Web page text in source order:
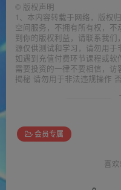
© 版权声明
1、本内容转载于网络，版权
空间服务，不拥有所有权，
到你的版权利益，请联系我
源仅供测试和学习，请勿用于
如遇到充值付费环节课程或
需要投资的一律不要相信，
揭秘 请勿用于非法违规操作
会员专属
喜